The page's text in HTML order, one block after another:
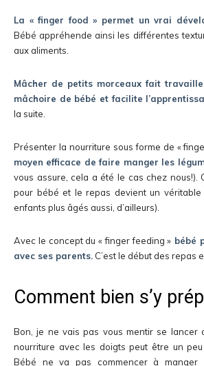
La « finger food » permet un vrai
Bébé appréhende ainsi les différentes
aux aliments.
Mâcher de petits morceaux fait
mâchoire de bébé et facilite
la suite.
Présenter la nourriture sous forme de «
moyen efficace de faire manger les
vous assure, cela a été le cas chez nous!).
pour bébé et le repas devient un véritable
enfants plus âgés aussi, d’ailleurs).
Avec le concept du « finger feeding » bébé
avec ses parents. C’est le début des repas
Comment bien s’y
Bon, je ne vais pas vous mentir se lancer
nourriture avec les doigts peut être un
Bébé ne va pas commencer à manger